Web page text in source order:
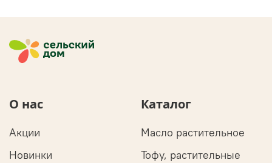
О нас
Акции
Новинки
Каталог
Масло растительное
Тофу, растительные